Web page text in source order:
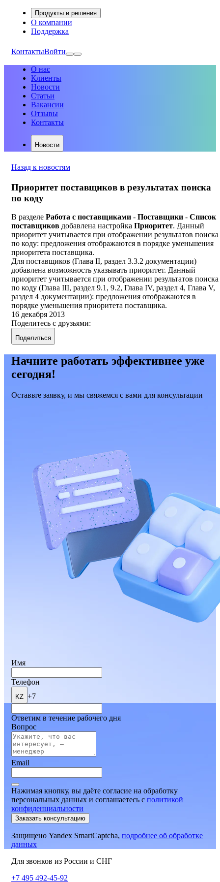
Продукты и решения
О компании
Поддержка
КонтактыВойти
О нас
Клиенты
Новости
Статьи
Вакансии
Отзывы
Контакты
Новости
Назад к новостям
Приоритет поставщиков в результатах поиска
по коду
В разделе Работа с поставщиками - Поставщики - Список
поставщиков добавлена настройка Приоритет. Данный
приоритет учитывается при отображении результатов поиска
по коду: предложения отображаются в порядке уменьшения
приоритета поставщика.
Для поставщиков (Глава II, раздел 3.3.2 документации)
добавлена возможность указывать приоритет. Данный
приоритет учитывается при отображении результатов поиска
по коду (Глава III, раздел 9.1, 9.2, Глава IV, раздел 4, Глава V,
раздел 4 документации): предложения отображаются в
порядке уменьшения приоритета поставщика.
16 декабря 2013
Поделитесь с друзьями:
Поделиться
Начните работать эффективнее уже
сегодня!
Оставьте заявку, и мы свяжемся с вами для консультации
Имя
Телефон
KZ +7
Ответим в течение рабочего дня
Вопрос
Email
Нажимая кнопку, вы даёте согласие на обработку
персональных данных и соглашаетесь c политикой
конфиденциальности
Заказать консультацию
Защищено Yandex SmartCaptcha, подробнее об обработке
данных
Для звонков из России и СНГ
+7 495 492-45-92